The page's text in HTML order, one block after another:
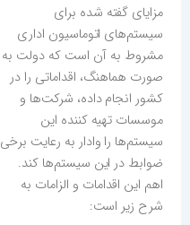
مزایای گفته شده برای
سیستم‌های اتوماسیون اداری
مشروط به آن است که دولت به
صورت هماهنگ، اقداماتی را در
کشور انجام داده، شرکت‌ها و
موسسات تهیه کننده این
سیستم‌ها را وادار به رعایت برخی
ضوابط در این سیستم‌ها کند.
اهم این اقدامات و الزامات به
شرح زیر است: